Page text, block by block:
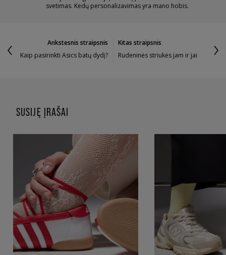
svetimas. Kedų personalizavimas yra mano hobis.
Ankstesnis straipsnis
Kaip pasirinkti Asics batų dydį?
Kitas straipsnis
Rudeninės striukės jam ir jai
SUSIJĘ ĮRAŠAI